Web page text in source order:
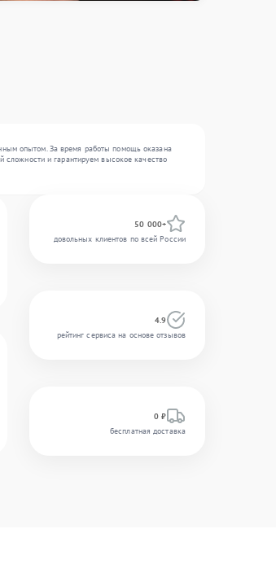
опытом. За время работы помощь оказана
и гарантируем высокое качество
50 000+
довольных клиентов по всей России
4.9
рейтинг сервиса на основе отзывов
0 ₽
бесплатная доставка